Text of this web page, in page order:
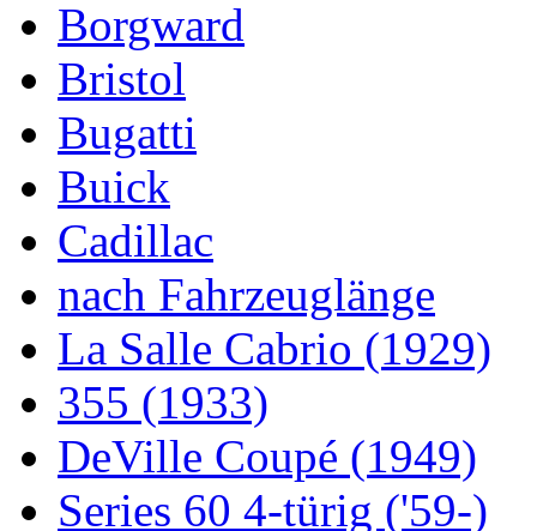
Borgward
Bristol
Bugatti
Buick
Cadillac
nach Fahrzeuglänge
La Salle Cabrio (1929)
355 (1933)
DeVille Coupé (1949)
Series 60 4-türig ('59-)